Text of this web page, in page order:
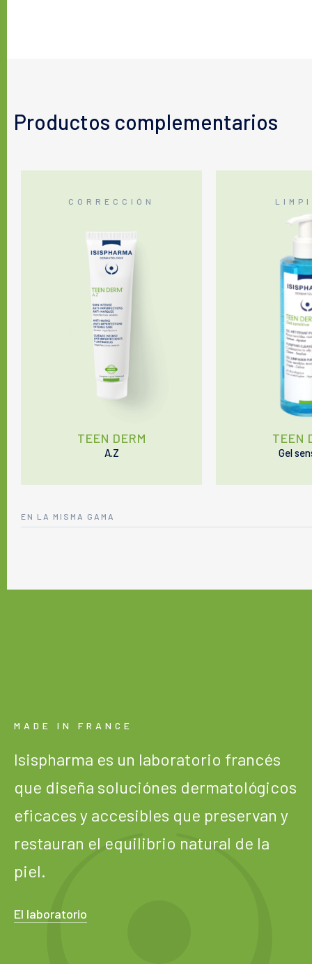
Productos complementarios
EN LA MISMA GAMA
CORRECCIÓN
TEEN DERM
A.Z
TEEN
Gel
MADE IN FRANCE
Isispharma es un laboratorio francés
que diseña soluciónes dermatológicos
eficaces y accesibles que preservan y
restauran el equilibrio natural de la
piel.
El laboratorio